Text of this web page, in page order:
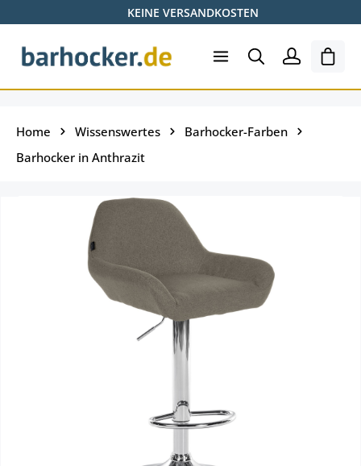
Zum Hauptinhalt springenKEINE VERSANDKOSTEN
Home Wissenswertes
Barhocker-Farben
Barhocker in Anthrazit